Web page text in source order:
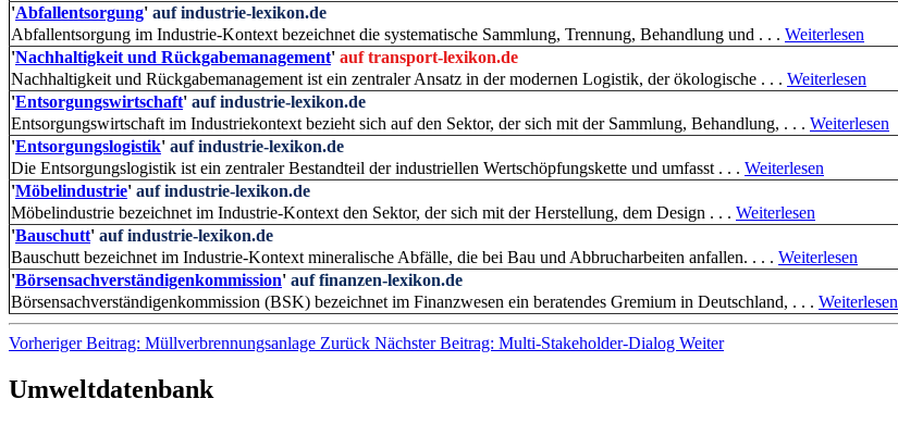
'Abfallentsorgung' auf industrie-lexikon.de
Abfallentsorgung im Industrie-Kontext bezeichnet die systematische Sammlung, Trennung, Behandlung und . . . Weiterlesen
'Nachhaltigkeit und Rückgabemanagement' auf transport-lexikon.de
Nachhaltigkeit und Rückgabemanagement ist ein zentraler Ansatz in der modernen Logistik, der ökologische . . . Weiterlesen
'Entsorgungswirtschaft' auf industrie-lexikon.de
Entsorgungswirtschaft im Industriekontext bezieht sich auf den Sektor, der sich mit der Sammlung, Behandlung, . . . Weiterlesen
'Entsorgungslogistik' auf industrie-lexikon.de
Die Entsorgungslogistik ist ein zentraler Bestandteil der industriellen Wertschöpfungskette und umfasst . . . Weiterlesen
'Möbelindustrie' auf industrie-lexikon.de
Möbelindustrie bezeichnet im Industrie-Kontext den Sektor, der sich mit der Herstellung, dem Design . . . Weiterlesen
'Bauschutt' auf industrie-lexikon.de
Bauschutt bezeichnet im Industrie-Kontext mineralische Abfälle, die bei Bau und Abbrucharbeiten anfallen. . . . Weiterlesen
'Börsensachverständigenkommission' auf finanzen-lexikon.de
Börsensachverständigenkommission (BSK) bezeichnet im Finanzwesen ein beratendes Gremium in Deutschland, . . . Weiterlesen
Vorheriger Beitrag: Müllverbrennungsanlage Zurück Nächster Beitrag: Multi-Stakeholder-Dialog Weiter
Umweltdatenbank